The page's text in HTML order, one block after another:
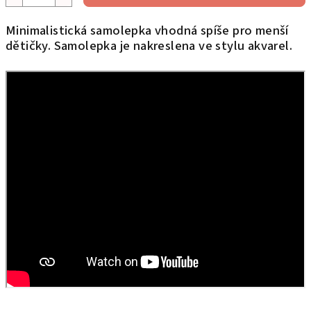
Minimalistická samolepka vhodná spíše pro menší
dětičky. Samolepka je nakreslena ve stylu akvarel.